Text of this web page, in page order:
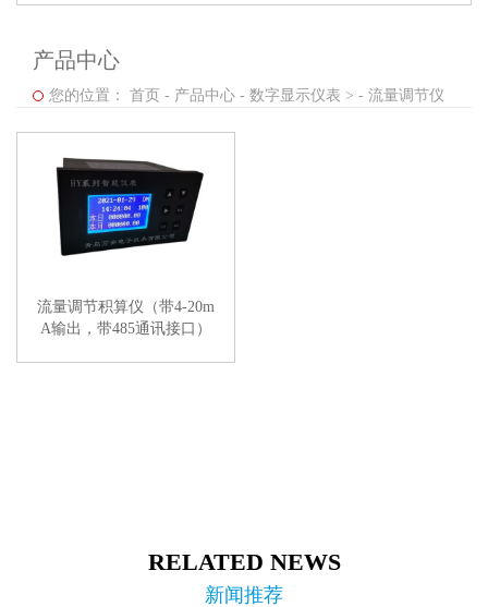
产品中心
您的位置： 首页 - 产品中心 - 数字显示仪表 > - 流量调节仪
流量调节积算仪（带4-20m
A输出，带485通讯接口）
RELATED NEWS
新闻推荐